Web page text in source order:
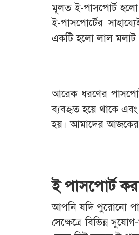
মূলত ই-পাসপোর্ট
ই-পাসপোর্টের
একটি হলো লাল মলাট
আরেক ধরণের
ব্যবহৃত হয়ে থাকে এবং
হয়। আমাদের আজকের
ই পাসপোর্ট
আপনি যদি পুরোনো
সেক্ষেত্রে বিভিন্ন